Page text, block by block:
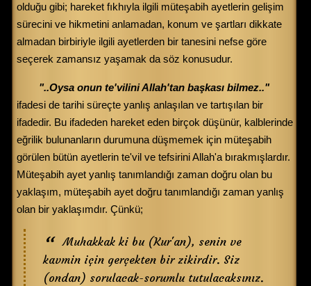
olduğu gibi; hareket fıkhıyla ilgili müteşabih ayetlerin gelişim
sürecini ve hikmetini anlamadan, konum ve şartları dikkate
almadan birbiriyle ilgili ayetlerden bir tanesini nefse göre
seçerek zamansız yaşamak da söz konusudur.
"..Oysa onun te'vilini Allah'tan başkası bilmez.."
ifadesi de tarihi süreçte yanlış anlaşılan ve tartışılan bir
ifadedir. Bu ifadeden hareket eden birçok düşünür, kalblerinde
eğrilik bulunanların durumuna düşmemek için müteşabih
görülen bütün ayetlerin te'vil ve tefsirini Allah'a bırakmışlardır.
Müteşabih ayet yanlış tanımlandığı zaman doğru olan bu
yaklaşım, müteşabih ayet doğru tanımlandığı zaman yanlış
olan bir yaklaşımdır. Çünkü;
Muhakkak ki bu (Kur'an), senin ve
kavmin için gerçekten bir zikirdir. Siz
(ondan) sorulacak-sorumlu tutulacaksınız.